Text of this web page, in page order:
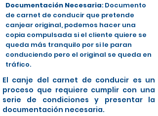
Documentación Necesaria: Documento
de carnet de conducir que pretende
canjear original, podemos hacer una
copia compulsada si el cliente quiere se
queda más tranquilo por si le paran
conduciendo pero el original se queda en
tráfico.
El canje del carnet de conducir es un
proceso que requiere cumplir con una
serie de condiciones y presentar la
documentación necesaria.